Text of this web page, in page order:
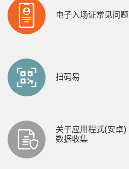
电子入场证常见问题
扫码易
关于应用程式(安卓)
数据收集